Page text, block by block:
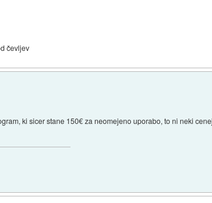
čevljev
ki sicer stane 150€ za neomejeno uporabo, to ni neki